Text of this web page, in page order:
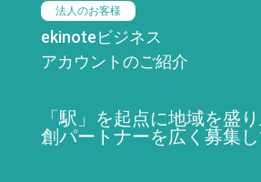
法人のお客様
ekinoteビジネス
アカウントのご紹介
「駅」を起点に地域を盛
創パートナーを広く募集し